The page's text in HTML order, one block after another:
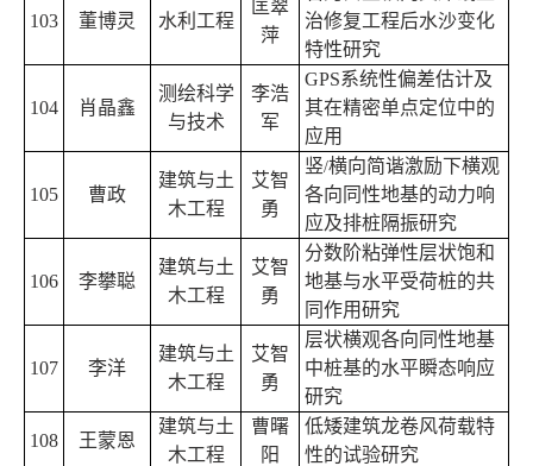
103 董博灵 水利工程
匡翠
萍
治修复工程后水沙变化
特性研究
104 肖晶鑫
测绘科学
与技术
李浩
军
GPS系统性偏差估计及
其在精密单点定位中的
应用
105 曹政
建筑与土
木工程
艾智
勇
竖/横向简谐激励下横观
各向同性地基的动力响
应及排桩隔振研究
106 李攀聪
建筑与土
木工程
艾智
勇
分数阶粘弹性层状饱和
地基与水平受荷桩的共
同作用研究
107 李洋
建筑与土
木工程
艾智
勇
层状横观各向同性地基
中桩基的水平瞬态响应
研究
108 王蒙恩
建筑与土
木工程
曹曙
阳
低矮建筑龙卷风荷载特
性的试验研究